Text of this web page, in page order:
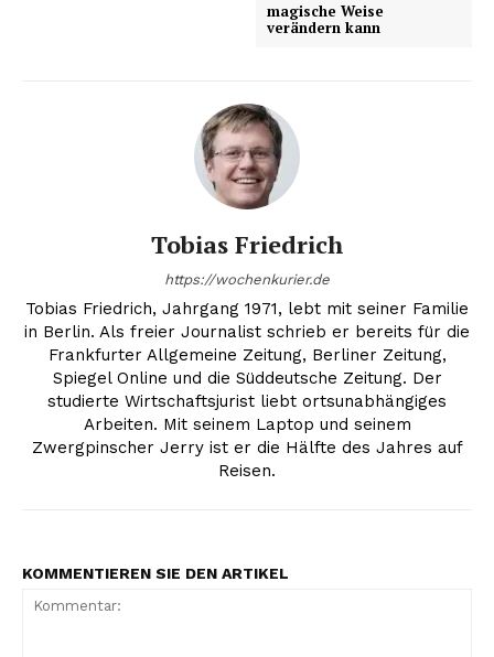
magische Weise
verändern kann
Tobias Friedrich
https://wochenkurier.de
Tobias Friedrich, Jahrgang 1971, lebt mit seiner Familie
in Berlin. Als freier Journalist schrieb er bereits für die
Frankfurter Allgemeine Zeitung, Berliner Zeitung,
Spiegel Online und die Süddeutsche Zeitung. Der
studierte Wirtschaftsjurist liebt ortsunabhängiges
Arbeiten. Mit seinem Laptop und seinem
Zwergpinscher Jerry ist er die Hälfte des Jahres auf
Reisen.
KOMMENTIEREN SIE DEN ARTIKEL